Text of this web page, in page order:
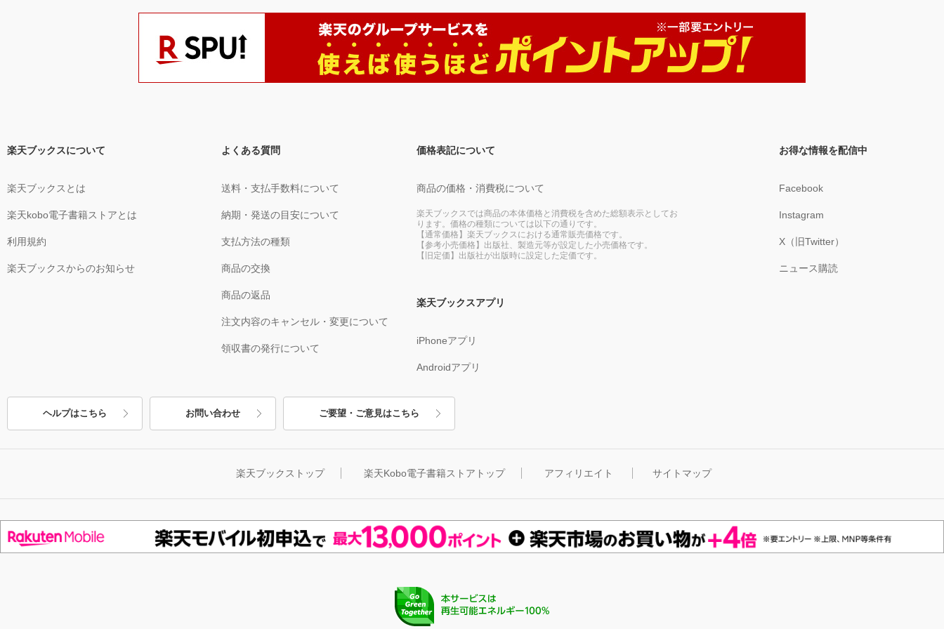
楽天ブックスについて
楽天ブックスとは
楽天kobo電子書籍ストアとは
利用規約
楽天ブックスからのお知らせ
よくある質問
送料・支払手数料について
納期・発送の目安について
支払方法の種類
商品の交換
商品の返品
注文内容のキャンセル・変更について
領収書の発行について
価格表記について
商品の価格・消費税について
楽天ブックスでは商品の本体価格と消費税を含めた総額表示としてお
ります。価格の種類については以下の通りです。
【通常価格】楽天ブックスにおける通常販売価格です。
【参考小売価格】出版社、製造元等が設定した小売価格です。
【旧定価】出版社が出版時に設定した定価です。
楽天ブックスアプリ
iPhoneアプリ
Androidアプリ
お得な情報を配信中
Facebook
Instagram
X（旧Twitter）
ニュース購読
ヘルプはこちら お問い合わせ ご要望・ご意見はこちら
楽天ブックストップ 楽天Kobo電子書籍ストアトップ アフィリエイト サイトマップ